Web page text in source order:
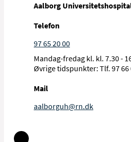
Aalborg
Telefon
97 65 20 00
Mandag-fredag kl. kl. 7.30 -
Øvrige tidspunkter: Tlf. 97 66
Mail
aalborguh@rn.dk